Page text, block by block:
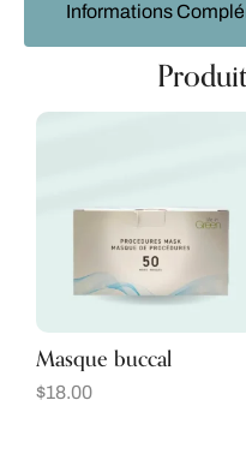
Informations
Masque buccal
$18.00